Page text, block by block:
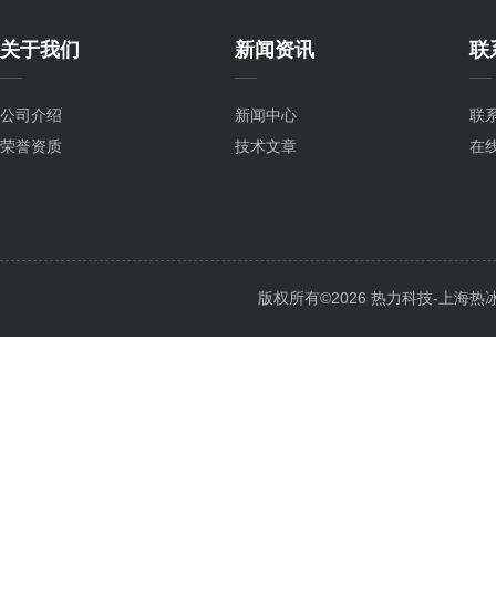
关于我们
公司介绍
荣誉资质
新闻资讯
新闻中心
技术文章
联
联
在
版权所有©2026 热力科技-上海